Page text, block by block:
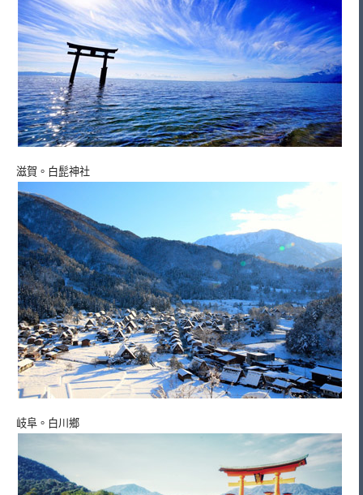
滋賀。白髭神社
岐阜。白川鄉